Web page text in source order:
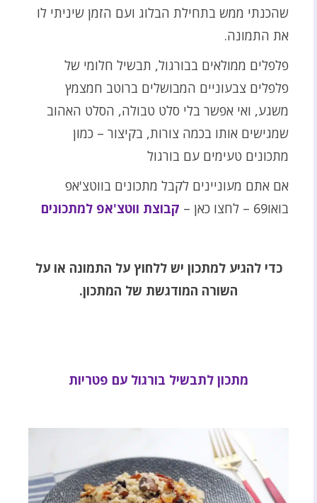
שהכנתי ממש בתחילת הבלוג ועם הזמן שיניתי לו
את התמונה.
פלפלים ממולאים בבורגול, תבשיל חלומי של
פלפלים צבעוניים המבושלים ברוטב חמצמץ
משגע, ואי אפשר בלי סלט טבולה, הסלט האהוב
שמגישים אותו בכמה צורות, בקיצור – כמון
מתכונים טעימים עם בורגול
אם אתם מעוניינים לקבל מתכונים בווטצ'אפ
בואו69 – לחצו כאן –
קבוצת ווטצ'אפ למתכונים
כדי להגיע למתכון יש ללחוץ על התמונה או על
השורה המודגשת של המתכון.
מתכון לתבשיל בורגול עם פטריות